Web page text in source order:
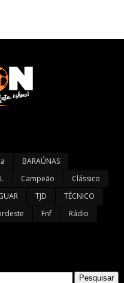
BARAÚNAS
Campeão
Clássico
TJD
TÉCNICO
Fnf
Rádio